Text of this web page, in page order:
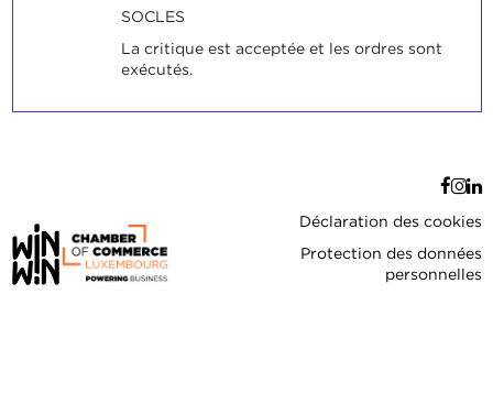
SOCLES
La critique est acceptée et les ordres sont
exécutés.
Déclaration des cookies
Protection des données
personnelles